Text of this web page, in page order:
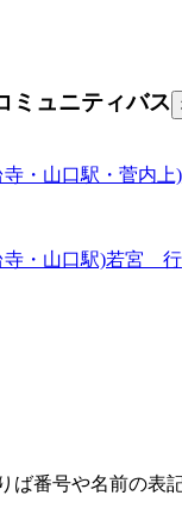
ミュニティバス
寺・山口駅・菅内
寺・山口駅)若宮 行
ば番号や名前の表